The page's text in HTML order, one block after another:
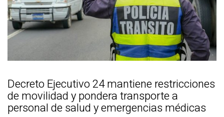
Decreto Ejecutivo 24 mantiene restricciones
de movilidad y pondera transporte a
personal de salud y emergencias médicas